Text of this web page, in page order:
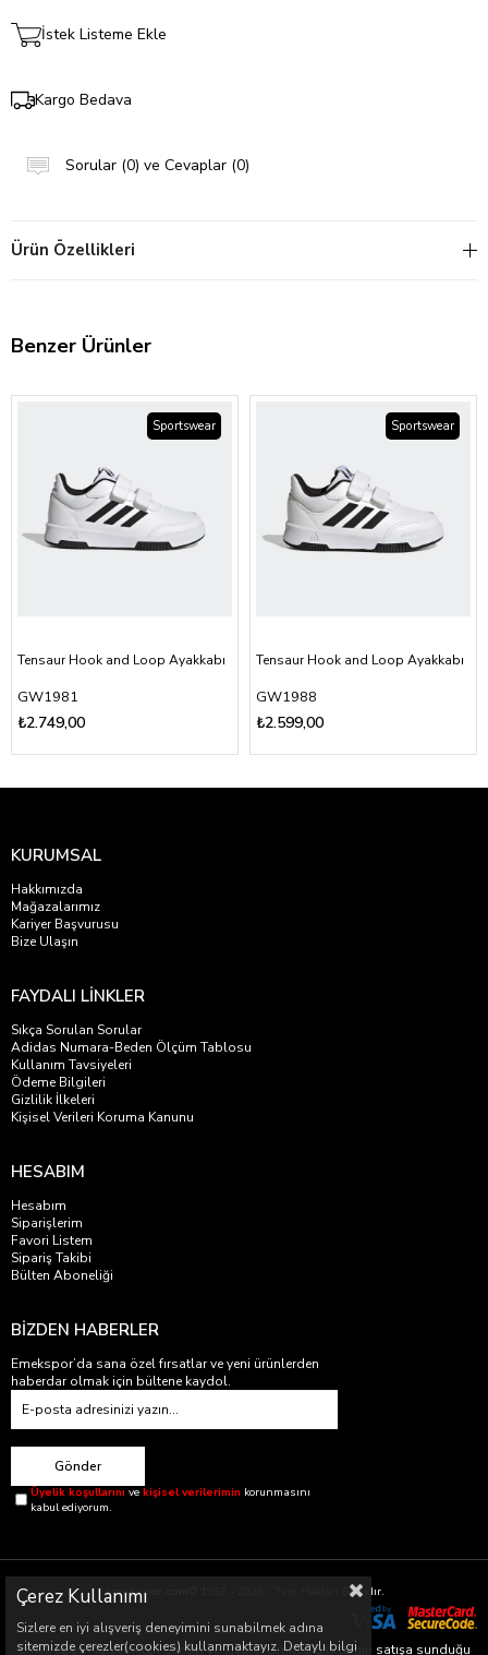
İstek Listeme Ekle
Kargo Bedava
Sorular (0) ve Cevaplar (0)
Ürün Özellikleri
Benzer Ürünler
Tensaur Hook and Loop Ayakkabı
GW1981
₺2.749,00
Sportswear
Tensaur Hook and Loop Ayakkabı
GW1988
₺2.599,00
Sportswear
KURUMSAL
Hakkımızda
Mağazalarımız
Kariyer Başvurusu
Bize Ulaşın
FAYDALI LİNKLER
Sıkça Sorulan Sorular
Adidas Numara-Beden Ölçüm Tablosu
Kullanım Tavsiyeleri
Ödeme Bilgileri
Gizlilik İlkeleri
Kişisel Verileri Koruma Kanunu
HESABIM
Hesabım
Siparişlerim
Favori Listem
Sipariş Takibi
Bülten Aboneliği
BİZDEN HABERLER
Emekspor’da sana özel fırsatlar ve yeni ürünlerden
haberdar olmak için bültene kaydol.
Gönder
Üyelik koşullarını ve kişisel verilerimin korunmasını
kabul ediyorum.
emekspor.com © 1992 - 2026 - Tüm Hakları Saklıdır.
Emek Spor Malzemeleri Sanayi ve Ticaret Limited Şirketi’nin satışa sunduğu
Çerez Kullanımı
Sizlere en iyi alışveriş deneyimini sunabilmek adına
sitemizde çerezler(cookies) kullanmaktayız. Detaylı bilgi